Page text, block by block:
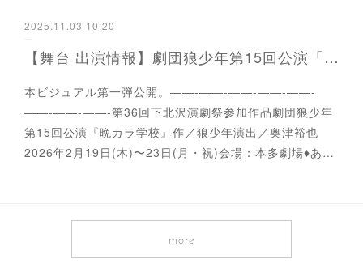
2025.11.03 10:20
【舞台 出演情報】劇団狼少年第15回公演「晩カラ学校」本多劇場公演 本ビジュアル第一弾公開
本ビジュアル第一弾公開。——-——-——-——-——-
——-——-——-第36回下北沢演劇祭参加作品劇団狼少年
第15回公演『晩カラ学校』作／狼少年演出／奥津裕也
2026年2月19日(木)〜23日(月・祝)会場：本多劇場♦あ…
more